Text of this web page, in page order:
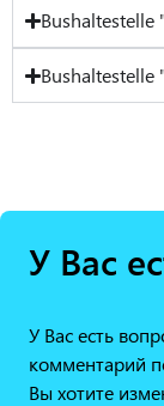
У Вас
У Вас есть
комментарий
Вы хотите